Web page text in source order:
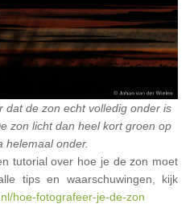
dat de zon echt volledig onder is
zon licht dan heel kort groen op
helemaal onder.
tutorial over hoe je de zon moet
tips en waarschuwingen, kijk
hoe-fotografeer-je-de-zon